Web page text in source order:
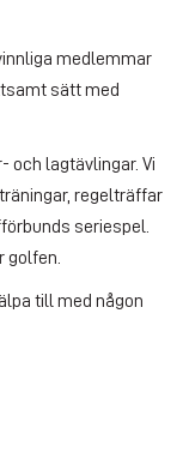
medlemmar
sätt med
och lagtävlingar. Vi
regelträffar
seriespel.
golfen.
till med någon